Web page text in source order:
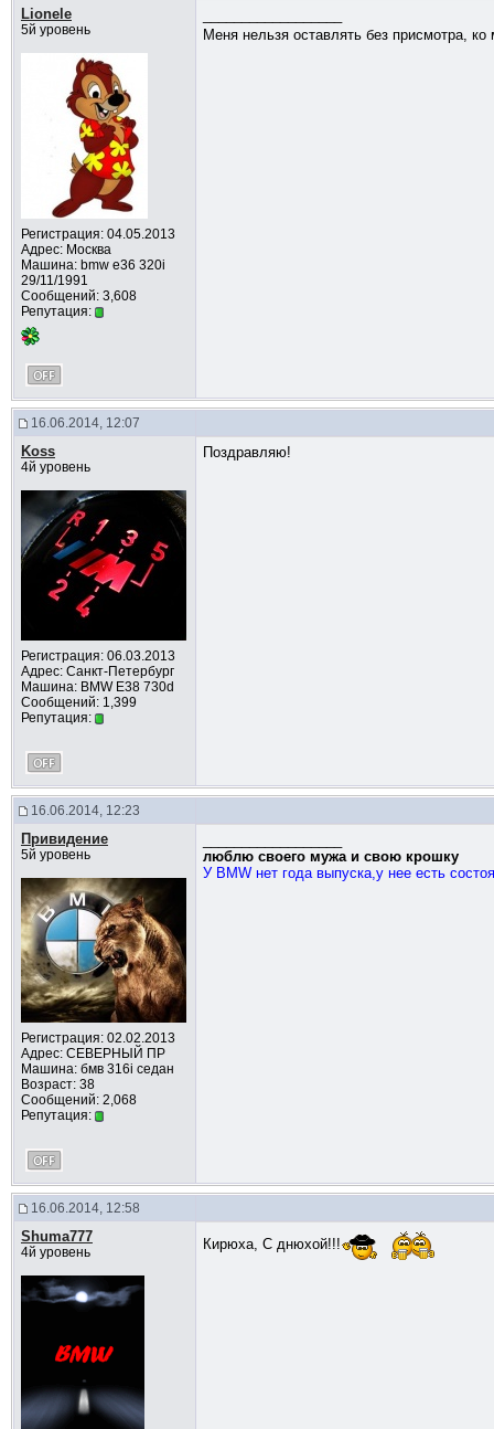
Lionele
5й уровень
Регистрация: 04.05.2013
Адрес: Москва
Машина: bmw e36 320i
29/11/1991
Сообщений: 3,608
Репутация:
Меня нельзя оставлять без присмотра,
16.06.2014, 12:07
Koss
4й уровень
Регистрация: 06.03.2013
Адрес: Санкт-Петербург
Машина: BMW E38 730d
Сообщений: 1,399
Репутация:
Поздравляю!
16.06.2014, 12:23
Привидение
5й уровень
Регистрация: 02.02.2013
Адрес: СЕВЕРНЫЙ ПР
Машина: бмв 316i седан
Возраст: 38
Сообщений: 2,068
Репутация:
люблю своего мужа и свою крошку
У BMW нет года выпуска,у нее есть
16.06.2014, 12:58
Shuma777
4й уровень Кирюха, С днюхой!!!